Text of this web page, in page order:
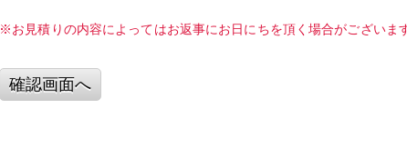
※お見積りの内容によってはお返事にお日にちを頂く場合がございま
確認画面へ